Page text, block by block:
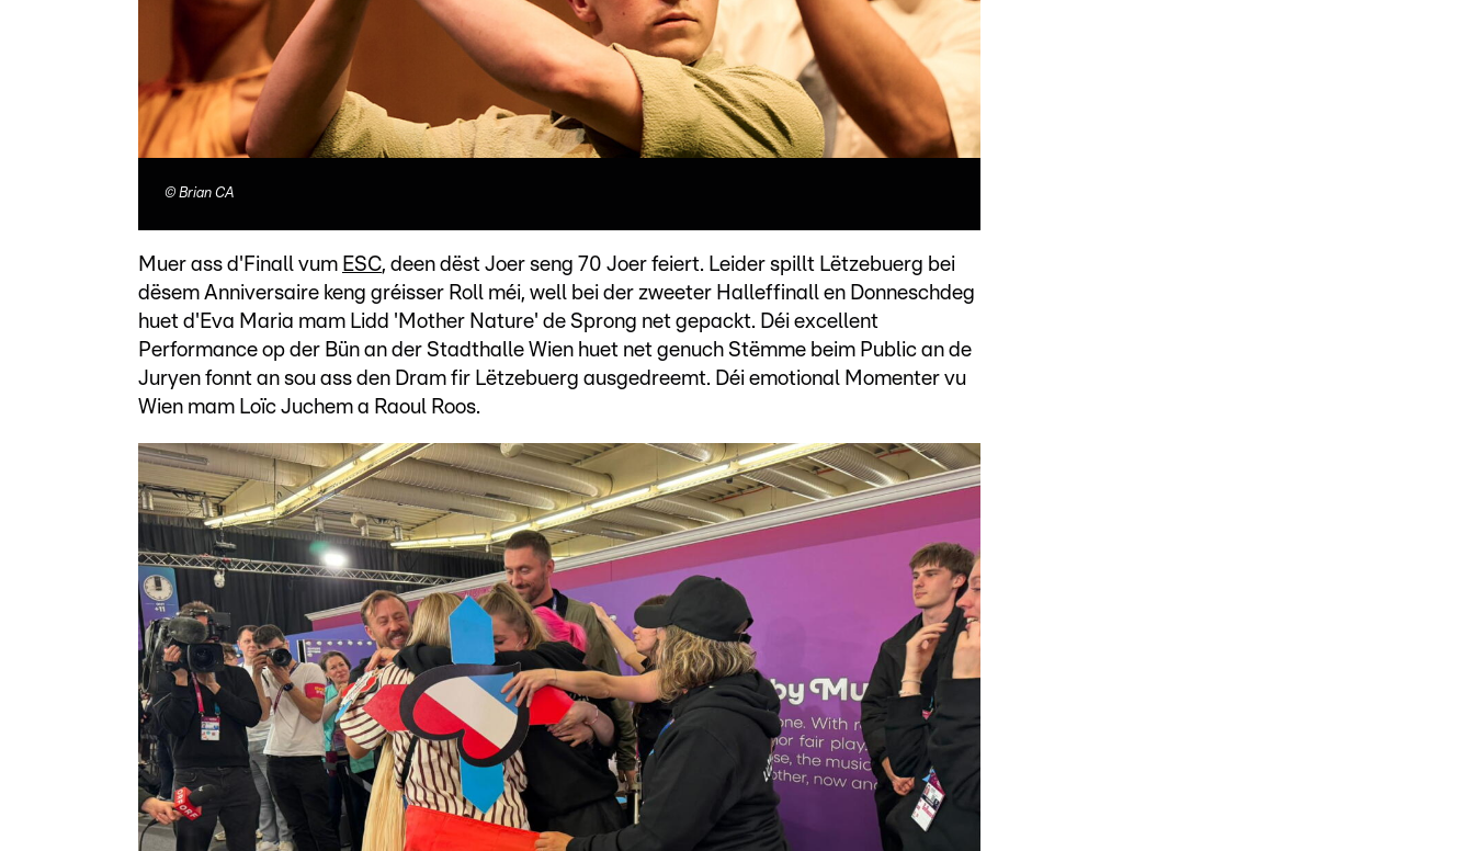
© Brian CA
Muer ass d'Finall vum ESC, deen dëst Joer seng 70 Joer feiert. Leider spillt Lëtzebuerg bei
dësem Anniversaire keng gréisser Roll méi, well bei der zweeter Halleffinall en Donneschdeg
huet d'Eva Maria mam Lidd 'Mother Nature' de Sprong net gepackt. Déi excellent
Performance op der Bün an der Stadthalle Wien huet net genuch Stëmme beim Public an de
Juryen fonnt an sou ass den Dram fir Lëtzebuerg ausgedreemt. Déi emotional Momenter vu
Wien mam Loïc Juchem a Raoul Roos.